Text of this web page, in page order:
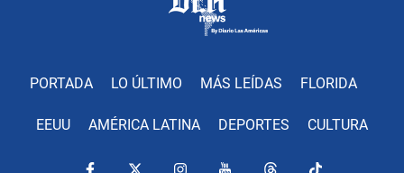
PORTADA LO ÚLTIMO MÁS LEÍDAS FLORIDA
EEUU AMÉRICA LATINA DEPORTES CULTURA